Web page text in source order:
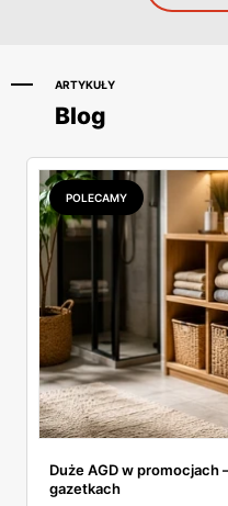
ARTYKUŁY
Blog
POLECAMY
Duże AGD w promocjach
gazetkach